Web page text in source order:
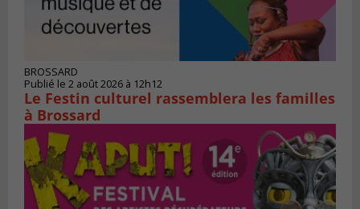
BROSSARD
Publié le 2 août 2026 à 12h12
Le Festin culturel rassemblera les familles
à Brossard